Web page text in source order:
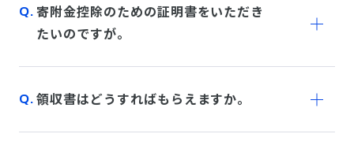
寄附金控除のための証明書をいただき
たいのですが。
領収書はどうすればもらえますか。